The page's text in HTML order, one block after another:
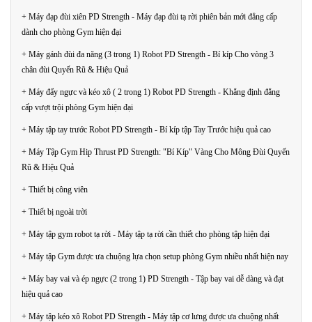
+ Máy đạp đùi xiên PD Strength - Máy đạp đùi tạ rời phiên bản mới đẳng cấp
dành cho phòng Gym hiện đại
+ Máy gánh đùi đa năng (3 trong 1) Robot PD Strength - Bí kíp Cho vòng 3
chân đùi Quyến Rũ & Hiệu Quả
+ Máy đẩy ngực và kéo xô ( 2 trong 1) Robot PD Strength - Khẳng định đẳng
cấp vượt trội phòng Gym hiện đại
+ Máy tập tay trước Robot PD Strength - Bí kíp tập Tay Trước hiệu quả cao
+ Máy Tập Gym Hip Thrust PD Strength: "Bí Kíp" Vàng Cho Mông Đùi Quyến
Rũ & Hiệu Quả
+ Thiết bị công viên
+ Thiết bị ngoài trời
+ Máy tập gym robot tạ rời - Máy tập tạ rời cần thiết cho phòng tập hiện đại
+ Máy tập Gym được ưa chuộng lựa chọn setup phòng Gym nhiều nhất hiện nay
+ Máy bay vai và ép ngực (2 trong 1) PD Strength - Tập bay vai dễ dàng và đạt
hiệu quả cao
+ Máy tập kéo xô Robot PD Strength - Máy tập cơ lưng được ưa chuộng nhất